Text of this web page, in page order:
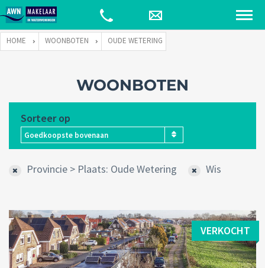
HOME WOONBOTEN OUDE WETERING
WOONBOTEN
Sorteer op
Goedkoopste bovenaan
Provincie > Plaats: Oude Wetering Wis
VERKOCHT